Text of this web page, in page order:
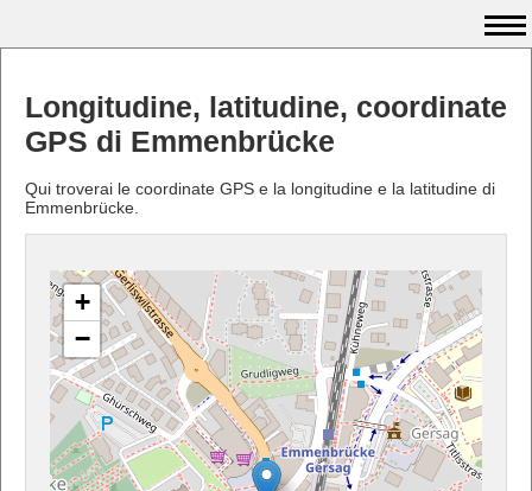
Longitudine, latitudine, coordinate
GPS di Emmenbrücke
Qui troverai le coordinate GPS e la longitudine e la latitudine di
Emmenbrücke.
+
−